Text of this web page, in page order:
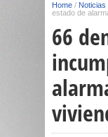
Home / Noticias
estado de
66